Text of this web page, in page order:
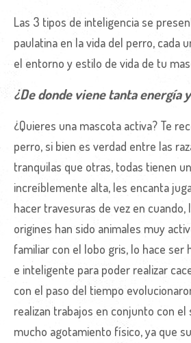
Las 3 tipos de inteligencia se
paulatina en la vida del perro, cada
el entorno y estilo de vida de tu
¿De donde viene tanta energía
¿Quieres una mascota activa? Te
perro, si bien es verdad entre las
tranquilas que otras, todas tienen
increíblemente alta, les encanta
hacer travesuras de vez en
origines han sido animales muy
familiar con el lobo gris, lo hace ser
e inteligente para poder realizar
con el paso del tiempo
realizan trabajos en conjunto con
mucho agotamiento físico, ya que